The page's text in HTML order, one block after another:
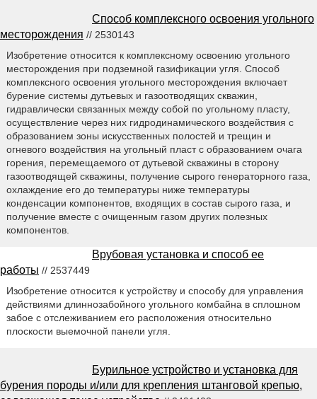
Способ комплексного освоения угольного
месторождения // 2530143
Изобретение относится к комплексному освоению угольного
месторождения при подземной газификации угля. Способ
комплексного освоения угольного месторождения включает
бурение системы дутьевых и газоотводящих скважин,
гидравлически связанных между собой по угольному пласту,
осуществление через них гидродинамического воздействия с
образованием зоны искусственных полостей и трещин и
огневого воздействия на угольный пласт с образованием очага
горения, перемещаемого от дутьевой скважины в сторону
газоотводящей скважины, получение сырого генераторного газа,
охлаждение его до температуры ниже температуры
конденсации компонентов, входящих в состав сырого газа, и
получение вместе с очищенным газом других полезных
компонентов.
Врубовая установка и способ ее
работы // 2537449
Изобретение относится к устройству и способу для управления
действиями длиннозабойного угольного комбайна в сплошном
забое с отслеживанием его расположения относительно
плоскости выемочной панели угля.
Бурильное устройство и установка для
бурения породы и/или для крепления штанговой крепью,